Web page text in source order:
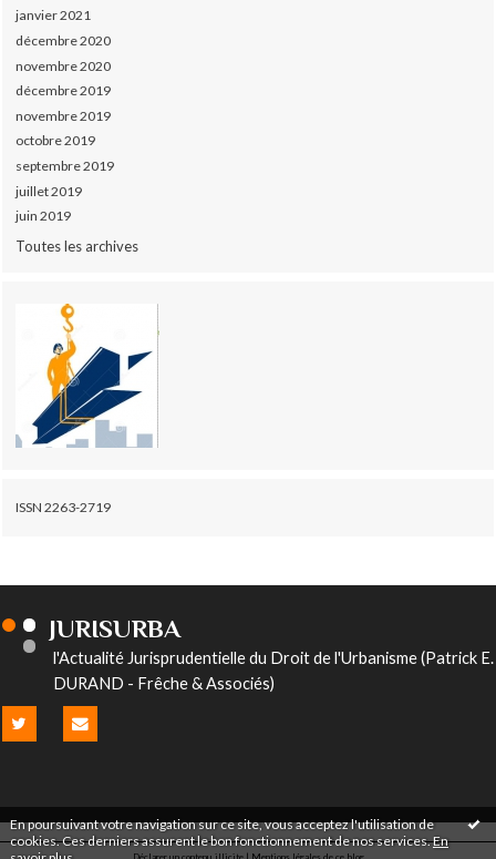
En poursuivant votre navigation sur ce site, vous acceptez l'utilisation de
cookies. Ces derniers assurent le bon fonctionnement de nos services.En
janvier 2021
décembre 2020
novembre 2020
décembre 2019
novembre 2019
octobre 2019
septembre 2019
juillet 2019
juin 2019
Toutes les archives
ISSN 2263-2719
JURISURBA
l'Actualité Jurisprudentielle du Droit de l'Urbanisme (Patrick E.
DURAND - Frêche & Associés)
Déclarer un contenu illicite| Mentions légales de ce blog